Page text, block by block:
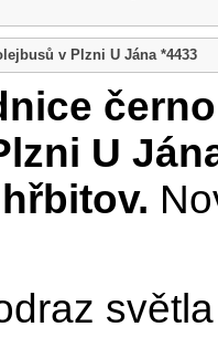
v Plzni U Jána *4433
U